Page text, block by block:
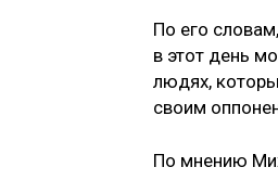
По его
в этот день
людях,
своим
По мнению